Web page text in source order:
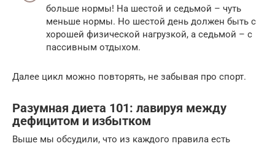
больше нормы! На шестой и седьмой – чуть
меньше нормы. Но шестой день должен быть с
хорошей физической нагрузкой, а седьмой – с
пассивным отдыхом.
Далее цикл можно повторять, не забывая про спорт.
Разумная диета 101: лавируя между
дефицитом и избытком
Выше мы обсудили, что из каждого правила есть